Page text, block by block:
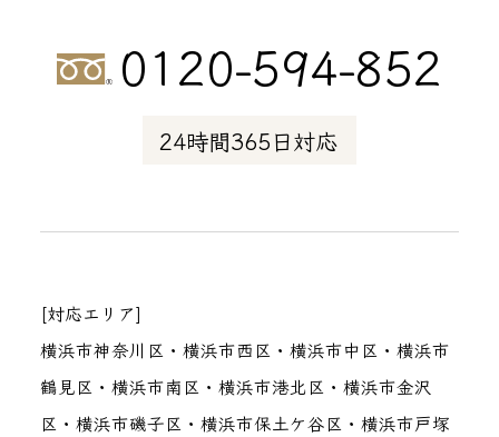
0120-594-852
24時間365日対応
[対応エリア]
横浜市神奈川区・横浜市西区・横浜市中区・横浜市
鶴見区・横浜市南区・横浜市港北区・横浜市金沢
区・横浜市磯子区・横浜市保土ケ谷区・横浜市戸塚